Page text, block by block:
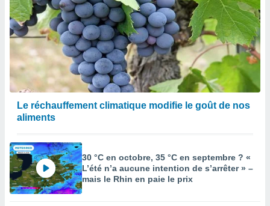
Le réchauffement climatique modifie le goût de nos
aliments
30 °C en octobre, 35 °C en septembre ? «
L’été n’a aucune intention de s’arrêter » –
mais le Rhin en paie le prix